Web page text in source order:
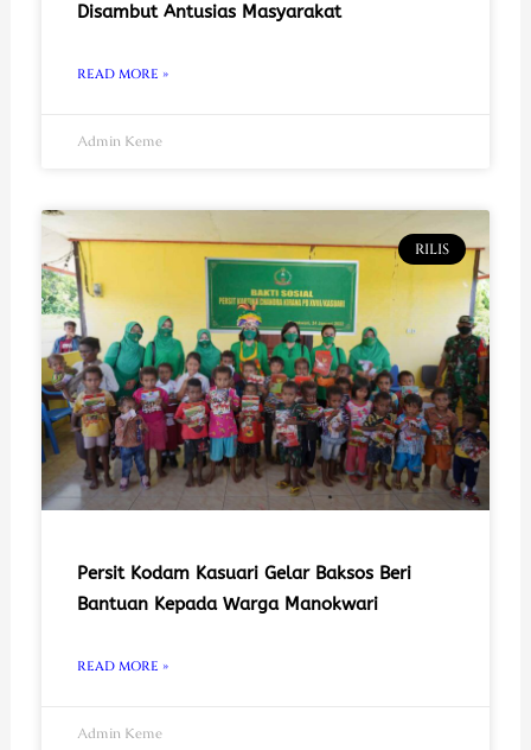
Disambut Antusias Masyarakat
READ MORE »
Admin Keme
RILIS
Persit Kodam Kasuari Gelar Baksos Beri
Bantuan Kepada Warga Manokwari
READ MORE »
Admin Keme